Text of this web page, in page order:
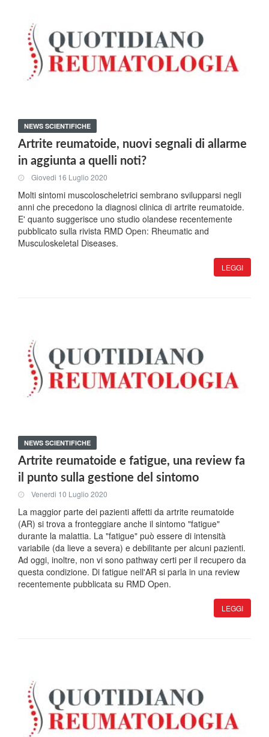
NEWS SCIENTIFICHE
Artrite reumatoide, nuovi segnali di allarme
in aggiunta a quelli noti?
Giovedi 16 Luglio 2020
Molti sintomi muscoloscheletrici sembrano svilupparsi negli
anni che precedono la diagnosi clinica di artrite reumatoide.
E' quanto suggerisce uno studio olandese recentemente
pubblicato sulla rivista RMD Open: Rheumatic and
Musculoskeletal Diseases.
LEGGI
NEWS SCIENTIFICHE
Artrite reumatoide e fatigue, una review fa
il punto sulla gestione del sintomo
Venerdi 10 Luglio 2020
La maggior parte dei pazienti affetti da artrite reumatoide
(AR) si trova a fronteggiare anche il sintomo "fatigue"
durante la malattia. La "fatigue" può essere di intensità
variabile (da lieve a severa) e debilitante per alcuni pazienti.
Ad oggi, inoltre, non vi sono pathway certi per il recupero da
questa condizione. Di fatigue nell'AR si parla in una review
recentemente pubblicata su RMD Open.
LEGGI